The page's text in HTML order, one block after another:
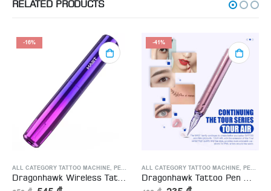
RELATED PRODUCTS
MACHINE
-16%
ALL CATEGORY TATTOO MACHINE, PERMANENT MAKEUP MACHINE ,WIRELESS TATTOO
-41%
ALL CATEGORY TATTOO MACHINE, PERMANENT MAKEUP MACHINE